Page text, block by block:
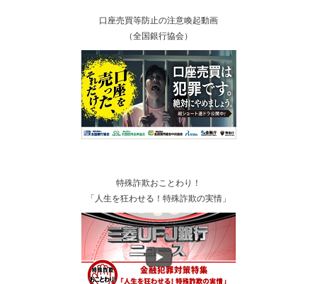
口座売買等防止の注意喚起動画
（全国銀行協会）
特殊詐欺おことわり！
「人生を狂わせる！特殊詐欺の実情」